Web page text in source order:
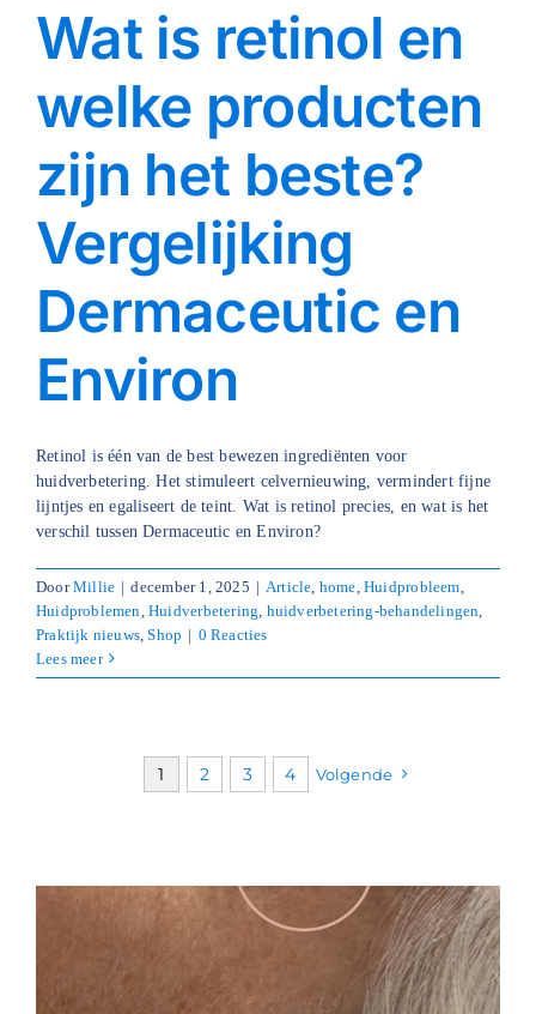
Wat is retinol en
welke producten
zijn het beste?
Vergelijking
Dermaceutic en
Environ
Retinol is één van de best bewezen ingrediënten voor
huidverbetering. Het stimuleert celvernieuwing, vermindert fijne
lijntjes en egaliseert de teint. Wat is retinol precies, en wat is het
verschil tussen Dermaceutic en Environ?
DoorMillie | december 1, 2025 | Article home ,Huidprobleem
Huidproblemen ,Huidverbetering huidverbetering-behandelingen
Praktijk nieuws ,Shop | 0 Reacties
Lees meer
1 2 3 4 Volgende